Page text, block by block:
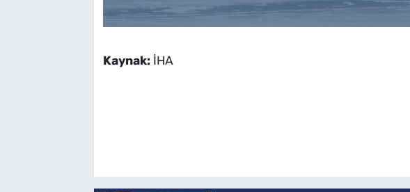
Kaynak: İHA